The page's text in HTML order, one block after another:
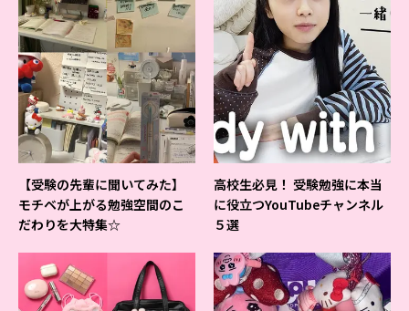
【受験の先輩に聞いてみた】
モチベが上がる勉強空間のこ
だわりを大特集☆
高校生必見！ 受験勉強に本当
に役立つYouTubeチャンネル
５選